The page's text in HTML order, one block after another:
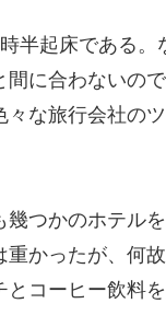
半起床である
間に合わないの
な旅行会社の
幾つかのホテル
かったが、何
コーヒー飲料